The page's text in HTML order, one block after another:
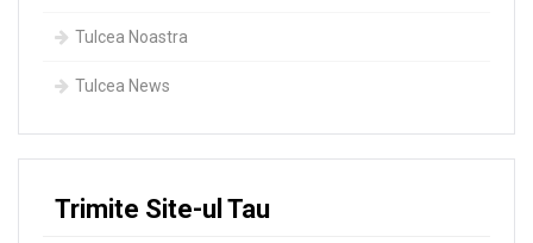
Tulcea Noastra
Tulcea News
Trimite Site-ul Tau